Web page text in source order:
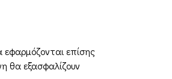
επίσης
θα εξασφαλίζουν